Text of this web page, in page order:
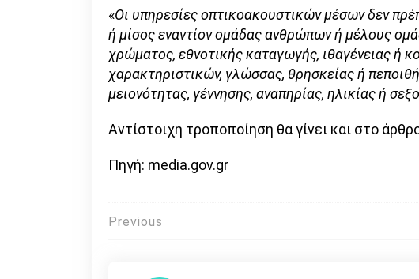
«Οι υπηρεσίες οπτικοακουστικών μέσων δεν
ή μίσος εναντίον ομάδας ανθρώπων ή μέλους
χρώματος, εθνοτικήςκαταγωγής, ιθαγένειας ή
χαρακτηριστικών, γλώσσας, θρησκείας ή
μειονότητας, γέννησης, αναπηρίας, ηλικίας ή
Αντίστοιχη τροποποίηση θα γίνει και στο
Πηγή: media.gov.gr
Πλοήγηση
Previous